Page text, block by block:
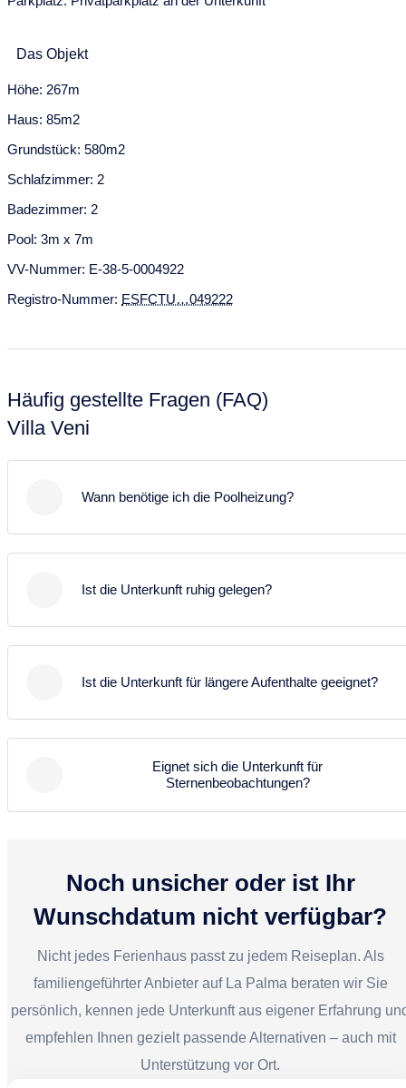
Das Objekt
Höhe: 267m
Haus: 85m2
Grundstück: 580m2
Schlafzimmer: 2
Badezimmer: 2
Pool: 3m x 7m
VV-Nummer: E-38-5-0004922
Registro-Nummer: ESFCTU…049222
Häufig gestellte Fragen (FAQ)
Villa Veni
Wann benötige ich die Poolheizung?
Temperaturpräferenzen ab. In den meisten Fällen
eine Poolheizung in Betracht zu ziehen, da die
Ist die Unterkunft ruhig gelegen?
Entspannen.
Ist die Unterkunft für längere Aufenthalte geeignet?
verlängern möchten.
Eignet sich die Unterkunft für
Sternenbeobachtungen?
Umgebung ideale Bedingungen für
Lichtverschmutzung genießen Sie hier einen klaren
und beeindruckenden Sternenhimmel.
Noch unsicher oder ist Ihr
Wunschdatum nicht verfügbar?
Nicht jedes Ferienhaus passt zu jedem Reiseplan. Als
familiengeführter Anbieter auf La Palma beraten wir Sie
persönlich, kennen jede Unterkunft aus eigener Erfahrung
empfehlen Ihnen gezielt passende Alternativen – auch mit
Unterstützung vor Ort.